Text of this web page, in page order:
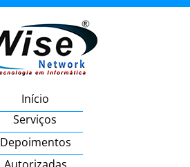
Início
Serviços
Depoimentos